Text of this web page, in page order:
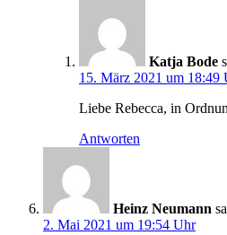
Katja Bode
15. März 2021 um 18:49
Liebe Rebecca, in
Antworten
Heinz Neumann
2. Mai 2021 um 19:54 Uhr